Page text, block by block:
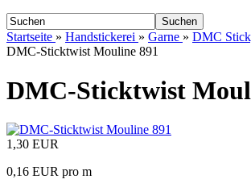
Suchen
Startseite » Handstickerei » Garne » DMC
DMC-Sticktwist Mouline 891
DMC-Sticktwist
1,30 EUR
0,16 EUR pro m